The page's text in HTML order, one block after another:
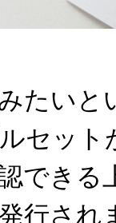
たいと
セット
できる
行され